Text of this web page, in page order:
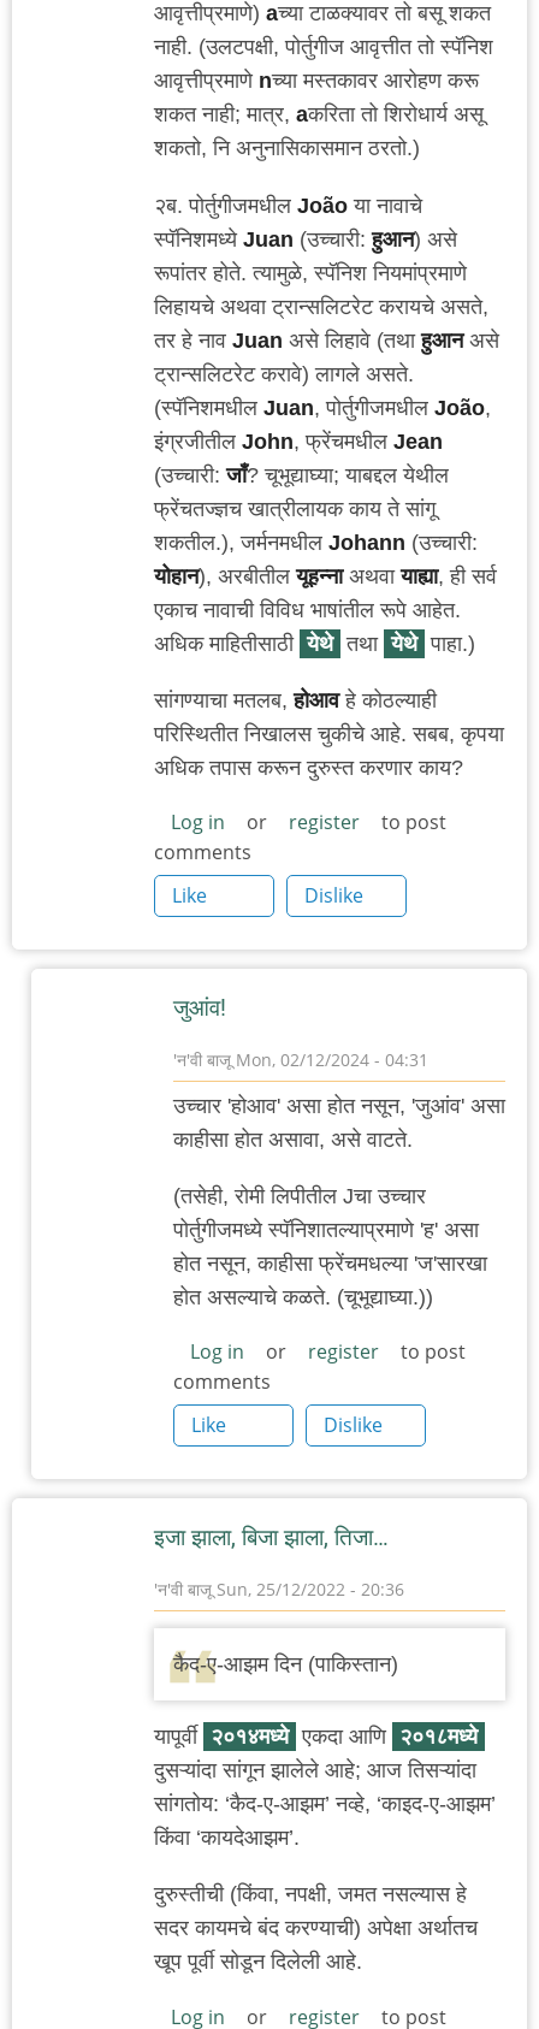
आवृत्तीप्रमाणे) aच्या टाळक्यावर तो बसू शकत
नाही. (उलटपक्षी, पोर्तुगीज आवृत्तीत तो स्पॅनिश
आवृत्तीप्रमाणे nच्या मस्तकावर आरोहण करू
शकत नाही; मात्र, aकरिता तो शिरोधार्य असू
शकतो, नि अनुनासिकासमान ठरतो.)
२ब. पोर्तुगीजमधील João या नावाचे
स्पॅनिशमध्ये Juan (उच्चारी:हुआन) असे
रूपांतर होते. त्यामुळे, स्पॅनिश नियमांप्रमाणे
लिहायचे अथवा ट्रान्सलिटरेट करायचे असते,
तर हे नाव Juan असे लिहावे (तथाहुआनअसे
ट्रान्सलिटरेट करावे) लागले असते.
(स्पॅनिशमधील Juan, पोर्तुगीजमधील João,
इंग्रजीतील John, फ्रेंचमधील Jean
(उच्चारी:जाँ? चूभूद्याघ्या; याबद्दल येथील
फ्रेंचतज्ज्ञच खात्रीलायक काय ते सांगू
शकतील.), जर्मनमधील Johann (उच्चारी:
योहान), अरबीतीलयूहन्नाअथवायाह्या, ही सर्व
एकाच नावाची विविध भाषांतील रूपे आहेत.
अधिक माहितीसाठी येथे तथा येथे पाहा.)
सांगण्याचा मतलब,होआवहे कोठल्याही
परिस्थितीत निखालस चुकीचे आहे. सबब, कृपया
अधिक तपास करून दुरुस्त करणार काय?
Log in or register
to post
comments
Like
Dislike
जुआंव!
'न'वी बाजूMon, 02/12/2024 - 04:31
In
reply
उच्चार:
शंका
by
'न'वी
उच्चार 'होआव' असा होत नसून, 'जुआंव' असा
काहीसा होत असावा, असे वाटते.
(तसेही, रोमी लिपीतील Jचा उच्चार
पोर्तुगीजमध्ये स्पॅनिशातल्याप्रमाणे 'ह' असा
होत नसून, काहीसा फ्रेंचमधल्या 'ज'सारखा
होत असल्याचे कळते. (चूभूद्याघ्या.))
Log in or register
to post
comments
Like
Dislike
इजा झाला, बिजा झाला, तिजा…
'न'वी बाजूSun, 25/12/2022 - 20:36
कैद-ए-आझम दिन (पाकिस्तान)
यापूर्वी २०१४मध्ये एकदा आणि २०१८मध्ये
दुसऱ्यांदा सांगून झालेले आहे; आज तिसऱ्यांदा
सांगतोय: ‘कैद-ए-आझम’ नव्हे, ‘काइद-ए-आझम’
किंवा ‘कायदेआझम’.
दुरुस्तीची (किंवा, नपक्षी, जमत नसल्यास हे
सदर कायमचे बंद करण्याची) अपेक्षा अर्थातच
खूप पूर्वी सोडून दिलेली आहे.
Log in or register to post